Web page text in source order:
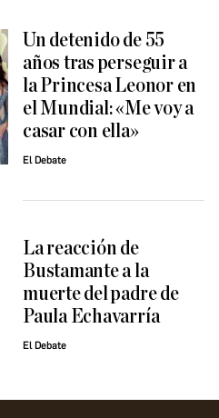
Un detenido de 55
años tras perseguir a
la Princesa Leonor en
el Mundial: «Me voy a
casar con ella»
El Debate
La reacción de
Bustamante a la
muerte del padre de
Paula Echavarría
El Debate